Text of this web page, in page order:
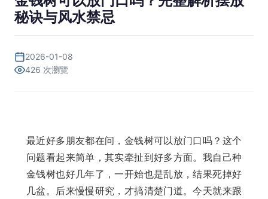
秘诀与风水禁忌
2026-01-08
426 次瀏覽
最近好多朋友都在问，金钱树可以放门口吗？这个
问题看起来简单，其实牵扯到好多方面。我自己种
金钱树也好几年了，一开始也是乱放，结果死掉好
几盆。后来慢慢研究，才搞清楚门道。今天就来跟